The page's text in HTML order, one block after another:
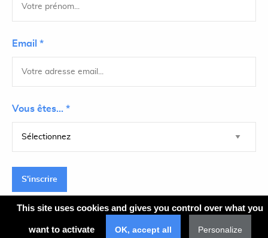
Email *
Vous êtes... *
S'inscrire
This site uses cookies and gives you control over what you
want to activate OK, accept all Personalize